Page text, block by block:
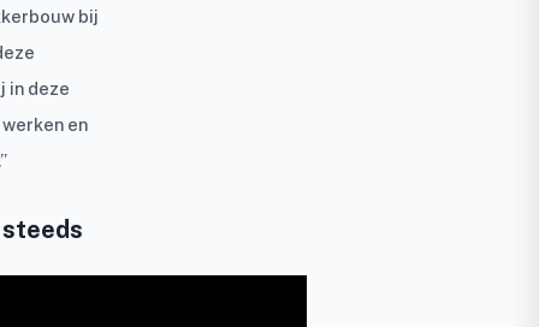
bij
in deze
en